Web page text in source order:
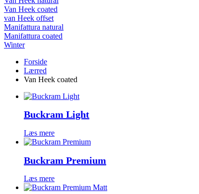
Van Heek coated
van Heek offset
Manifattura natural
Manifattura coated
Winter
Forside
Lærred
Van Heek coated
Buckram Light
Læs mere
Buckram Premium
Læs mere